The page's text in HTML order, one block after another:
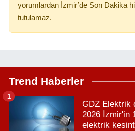
yorumlardan İzmir’de Son Dakika
tutulamaz.
Trend Haberler
GDZ Elektrik
2026 İzmir'in
elektrik
1